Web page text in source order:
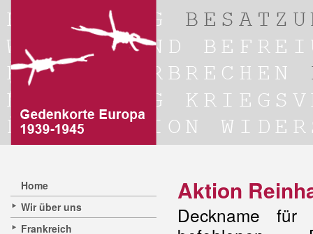
Home
Wir über uns
Frankreich
Aktion
Deckname für